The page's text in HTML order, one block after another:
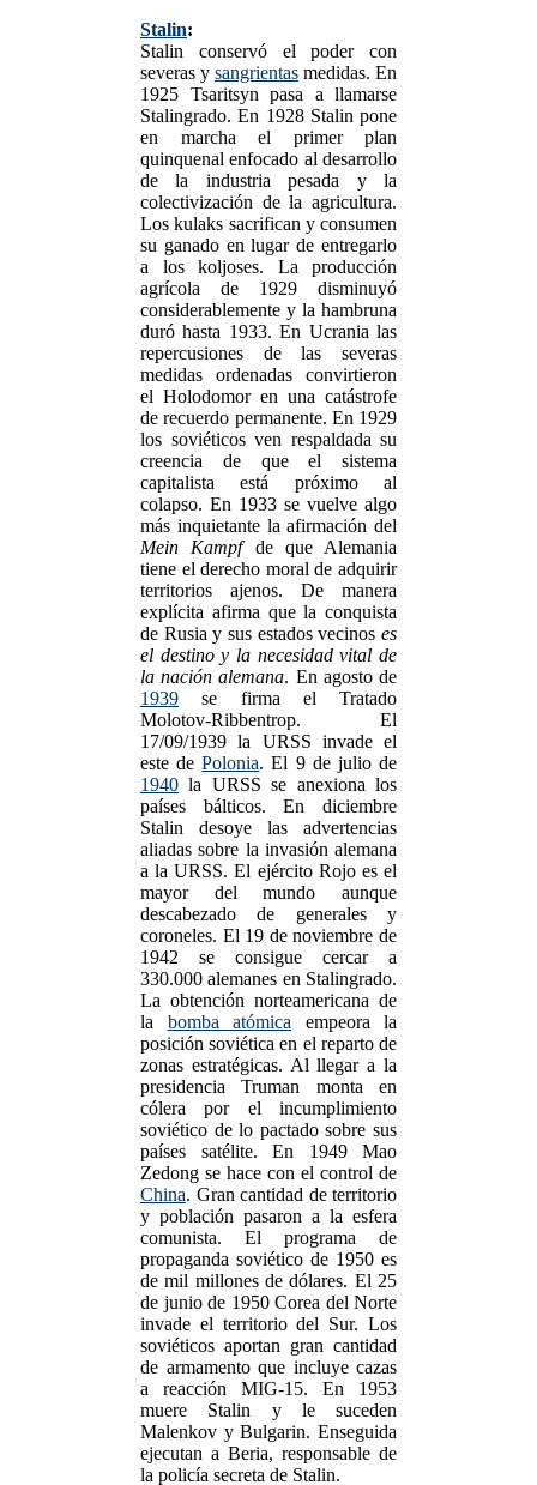
Stalin:
Stalin conservó el poder con
severas y sangrientas medidas. En
1925 Tsaritsyn pasa a llamarse
Stalingrado. En 1928 Stalin pone
en marcha el primer plan
quinquenal enfocado al desarrollo
de la industria pesada y la
colectivización de la agricultura.
Los kulaks sacrifican y consumen
su ganado en lugar de entregarlo
a los koljoses. La producción
agrícola de 1929 disminuyó
considerablemente y la hambruna
duró hasta 1933. En Ucrania las
repercusiones de las severas
medidas ordenadas convirtieron
el Holodomor en una catástrofe
de recuerdo permanente. En 1929
los soviéticos ven respaldada su
creencia de que el sistema
capitalista está próximo al
colapso. En 1933 se vuelve algo
más inquietante la afirmación del
Mein Kampfde que Alemania
tiene el derecho moral de adquirir
territorios ajenos. De manera
explícita afirma que la conquista
de Rusia y sus estados vecinos es
el destino y la necesidad vital de
la nación alemana. En agosto de
1939 se firma el Tratado
Molotov-Ribbentrop. El
17/09/1939 la URSS invade el
este dePolonia. El 9 de julio de
1940 la URSS se anexiona los
países bálticos. En diciembre
Stalin desoye las advertencias
aliadas sobre la invasión alemana
a la URSS. El ejército Rojo es el
mayor del mundo aunque
descabezado de generales y
coroneles. El 19 de noviembre de
1942 se consigue cercar a
330.000 alemanes en Stalingrado.
La obtención norteamericana de
la bomba atómica empeora la
posición soviética en el reparto de
zonas estratégicas. Al llegar a la
presidencia Truman monta en
cólera por el incumplimiento
soviético de lo pactado sobre sus
países satélite. En 1949 Mao
Zedong se hace con el control de
China. Gran cantidad de territorio
y población pasaron a la esfera
comunista. El programa de
propaganda soviético de 1950 es
de mil millones de dólares. El 25
de junio de 1950 Corea del Norte
invade el territorio del Sur. Los
soviéticos aportan gran cantidad
de armamento que incluye cazas
a reacción MIG-15. En 1953
muere Stalin y le suceden
Malenkov y Bulgarin. Enseguida
ejecutan a Beria, responsable de
la policía secreta de Stalin.